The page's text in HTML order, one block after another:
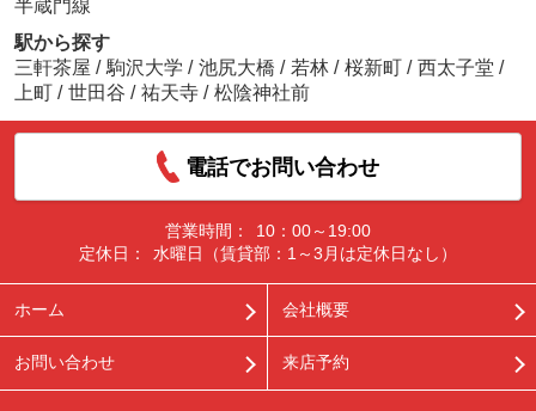
半蔵門線
駅から探す
三軒茶屋 / 駒沢大学 / 池尻大橋 / 若林 / 桜新町 / 西太子堂 /
上町 / 世田谷 / 祐天寺 / 松陰神社前
電話でお問い合わせ
営業時間：
10：00～19:00
定休日：
水曜日（賃貸部：1～3月は定休日なし）
ホーム 会社概要
お問い合わせ 来店予約